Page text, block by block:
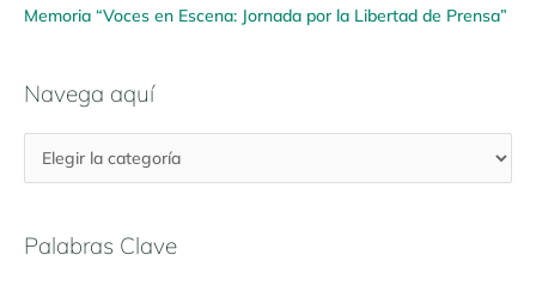
Memoria “Voces en Escena: Jornada por la Libertad de Prensa”
Navega aquí
Palabras Clave